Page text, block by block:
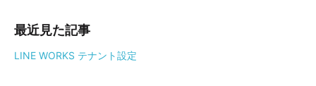
最近見た記事
LINE WORKS テナント設定